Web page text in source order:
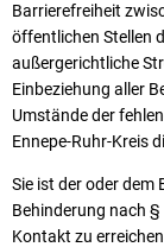
Barrierefreiheit
öffentlichen Stellen
außergerichtliche
Einbeziehung aller
Umstände der
Ennepe-Ruhr-Kreis
Sie ist der oder dem
Behinderung nach
Kontakt zu